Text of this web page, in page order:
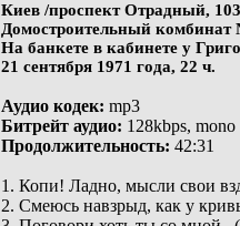
Киев /проспект Отрадный,
Домостроительный комбинат
На банкете в кабинете у
21 сентября 1971 года, 22 ч.
Аудио кодек: mp3
Битрейт аудио: 128kbps, mono
Продолжительность: 42:31
1. Копи! Ладно, мысли свои
2. Смеюсь навзрыд, как у